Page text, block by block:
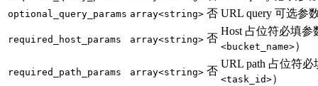
optional_query_params array<string> 否 URL query 可选参
required_host_params array<string> 否
Host 占位符必填参
<bucket_name>）
required_path_params array<string> 否
URL path 占位符
<task_id>）